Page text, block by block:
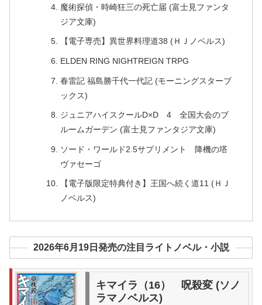
魔術探偵・時崎狂三の死亡届 (富士見ファンタ
ジア文庫)
【電子専売】異世界料理道38 (ＨＪノベルス)
ELDEN RING NIGHTREIGN TRPG
春雷記 福島勝千代一代記 (モーニングスターブ
ックス)
ジュニアハイスクールD×D 4 全国大会のブ
ルームガーデン (富士見ファンタジア文庫)
ソード・ワールド2.5サプリメント 降機の塔
ヴァセーゴ
【電子版限定特典付き】王国へ続く道11 (ＨＪ
ノベルス)
2026年6月19日発売の注目ライトノベル・小説
キマイラ（16） 呪殺変 (ソノ
ラマノベルス)